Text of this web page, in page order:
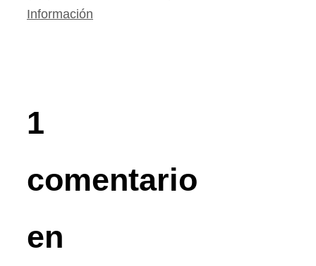
Información
1
comentario
en